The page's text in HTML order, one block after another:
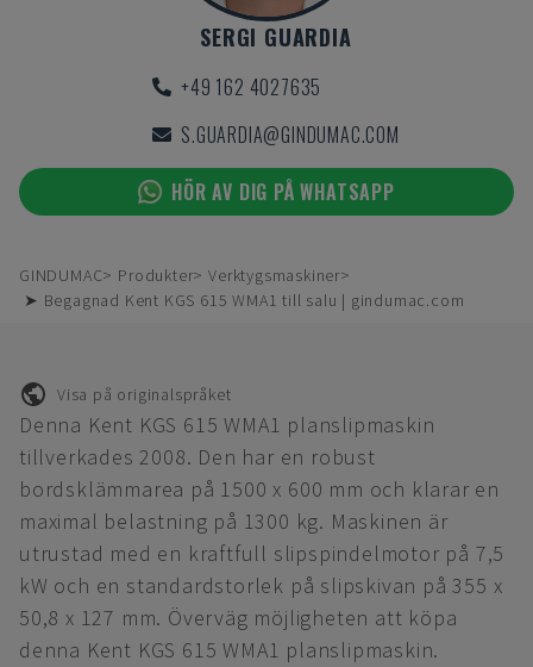
SERGI GUARDIA
+49 162 4027635
S.GUARDIA@GINDUMAC.COM
HÖR AV DIG PÅ WHATSAPP
GINDUMAC Produkter
Verktygsmaskiner
➤ Begagnad Kent KGS 615 WMA1 till salu | gindumac.com
Visa på originalspråket
Denna Kent KGS 615 WMA1 planslipmaskin
tillverkades 2008. Den har en robust
bordsklämmarea på 1500 x 600 mm och klarar en
maximal belastning på 1300 kg. Maskinen är
utrustad med en kraftfull slipspindelmotor på 7,5
kW och en standardstorlek på slipskivan på 355 x
50,8 x 127 mm. Överväg möjligheten att köpa
denna Kent KGS 615 WMA1 planslipmaskin.